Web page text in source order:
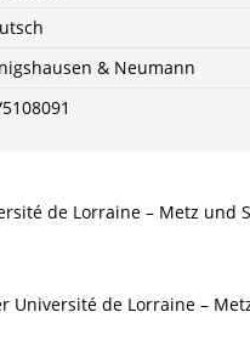
& Neumann
de Lorraine – Metz und
de Lorraine –